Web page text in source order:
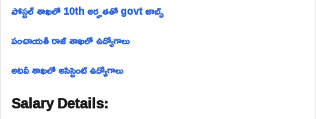
పోస్టల్ శాఖలో 10th అర్హతతో govt జాబ్స్
పంచాయతీ రాజ్ శాఖలో ఉద్యోగాలు
అటవీ శాఖలో అసిస్టెంట్ ఉద్యోగాలు
Salary Details: